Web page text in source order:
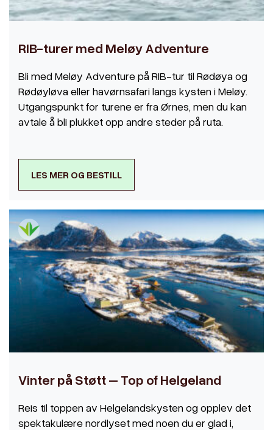
RIB-turer med Meløy Adventure
Bli med Meløy Adventure på RIB-tur til Rødøya og
Rødøyløva eller havørnsafari langs kysten i Meløy.
Utgangspunkt for turene er fra Ørnes, men du kan
avtale å bli plukket opp andre steder på ruta.
LES MER OG BESTILL
Vinter på Støtt – Top of Helgeland
Reis til toppen av Helgelandskysten og opplev det
spektakulære nordlyset med noen du er glad i,